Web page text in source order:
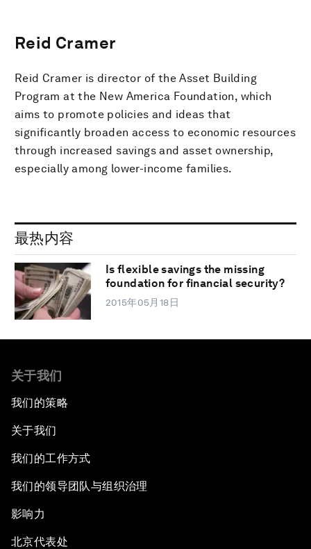
Reid Cramer
Reid Cramer is director of the Asset Building
Program at the New America Foundation, which
aims to promote policies and ideas that
significantly broaden access to economic resources
through increased savings and asset ownership,
especially among lower-income families.
最热内容
Is flexible savings the missing
foundation for financial security?
2015年05月18日
关于我们
我们的策略
关于我们
我们的工作方式
我们的领导团队与组织治理
影响力
北京代表处